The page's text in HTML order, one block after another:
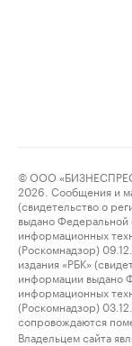
© ООО
2026. Сообщения и
(свидетельство о
выдано Федеральной
информационных
(Роскомнадзор)
издания «РБК»
информации выдано
информационных
(Роскомнадзор)
сопровождаются
Владельцем сайта